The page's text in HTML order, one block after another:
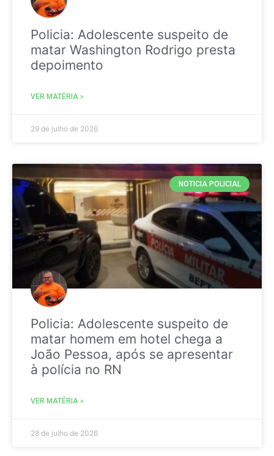
Policia: Adolescente suspeito de
matar Washington Rodrigo presta
depoimento
VER MATÉRIA »
29 de julho de 2026
NOTICIA POLICIAL
Policia: Adolescente suspeito de
matar homem em hotel chega a
João Pessoa, após se apresentar
à polícia no RN
VER MATÉRIA »
28 de julho de 2026